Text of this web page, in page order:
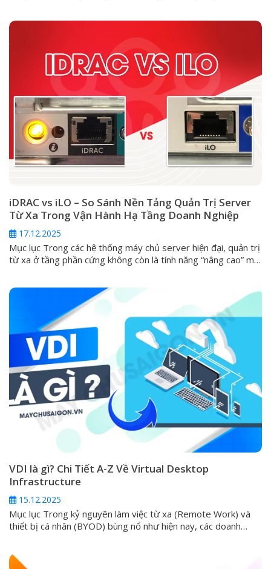
Lights-Out (iLO). Vậy iLO...
iDRAC vs iLO – So Sánh Nền Tảng Quản Trị Server
Từ Xa Trong Vận Hành Hạ Tầng Doanh Nghiệp
17.12.2025
Mục lục Trong các hệ thống máy chủ server hiện đại, quản trị
từ xa ở tầng phần cứng không còn là tính năng “nâng cao” mà
cần can thiệp...
VDI là gì? Chi Tiết A-Z Về Virtual Desktop
Infrastructure
15.12.2025
Mục lục Trong kỷ nguyên làm việc từ xa (Remote Work) và
thiết bị cá nhân (BYOD) bùng nổ như hiện nay, các doanh
suất cao cho mọi nhân...